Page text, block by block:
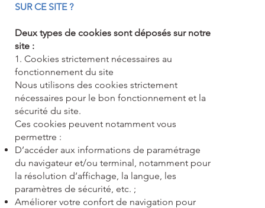
SUR CE SITE ?
Deux types de cookies sont déposés sur notre
site :
1. Cookies strictement nécessaires au
fonctionnement du site
Nous utilisons des cookies strictement
nécessaires pour le bon fonctionnement et la
sécurité du site.
Ces cookies peuvent notamment vous
permettre :
D’accéder aux informations de paramétrage
du navigateur et/ou terminal, notamment pour
la résolution d’affichage, la langue, les
paramètres de sécurité, etc. ;
Améliorer votre confort de navigation pour